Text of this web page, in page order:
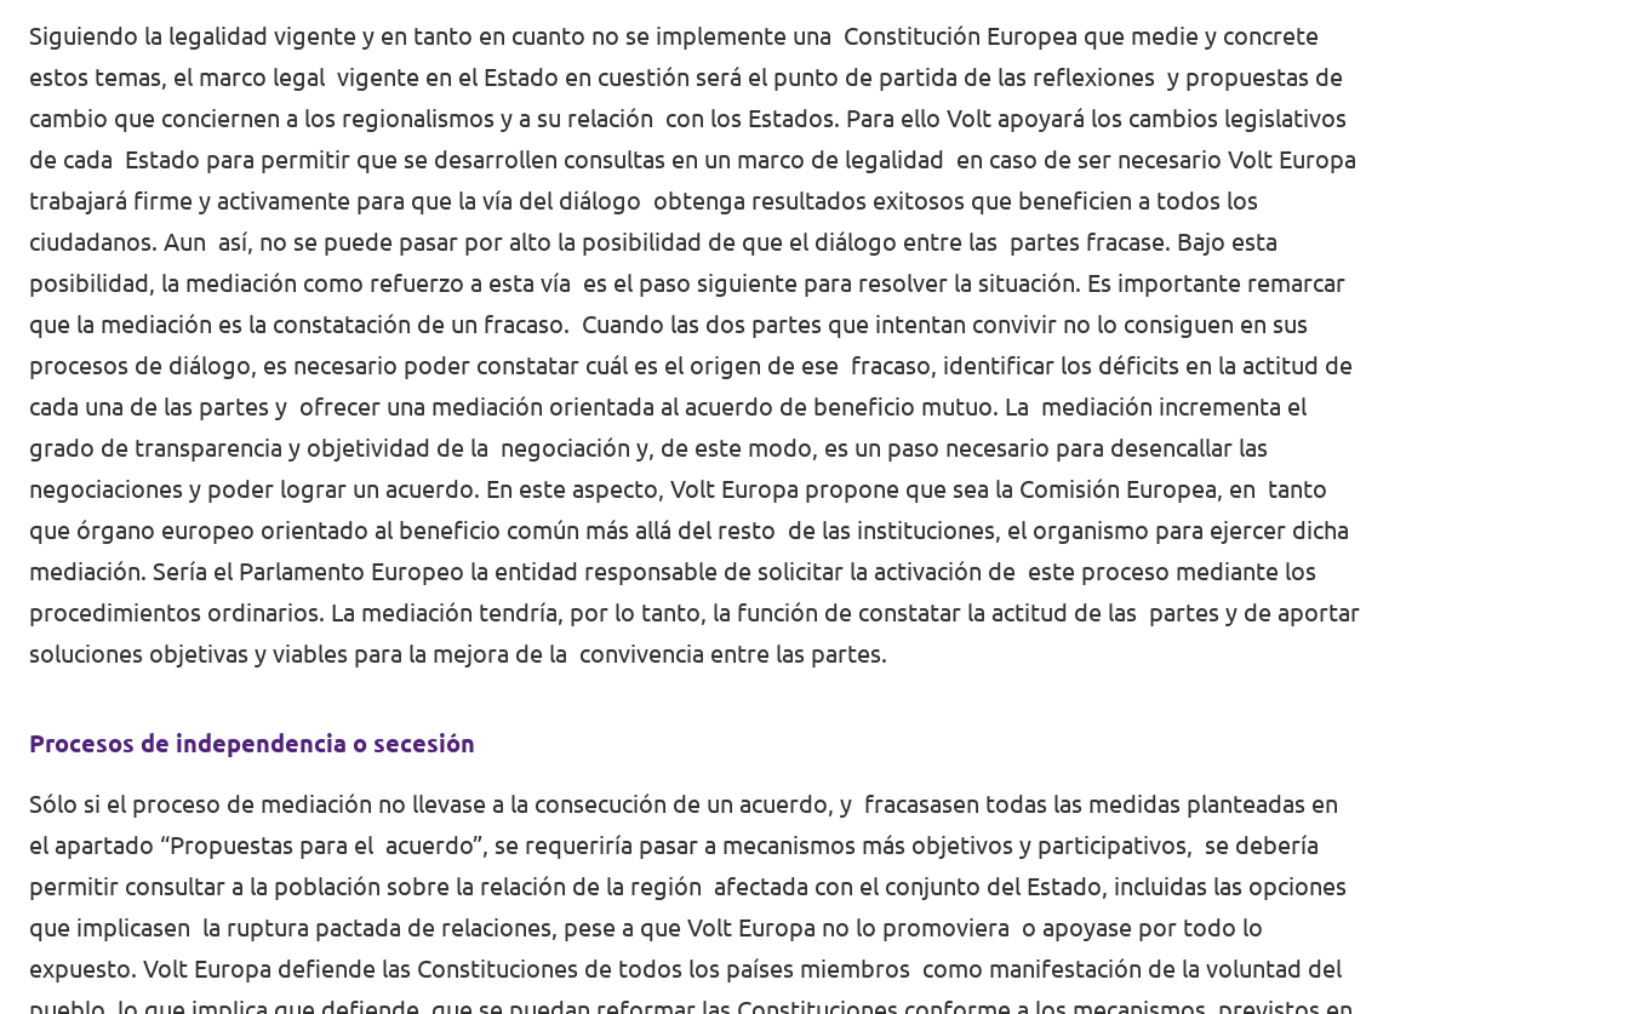
Siguiendo la legalidad vigente y en tanto en cuanto no se implemente una Constitución Europea que medie y concrete
estos temas, el marco legal vigente en el Estado en cuestión será el punto de partida de las reflexiones y propuestas de
cambio que conciernen a los regionalismos y a su relación con los Estados. Para ello Volt apoyará los cambios legislativos
de cada Estado para permitir que se desarrollen consultas en un marco de legalidad en caso de ser necesario Volt Europa
trabajará firme y activamente para que la vía del diálogo obtenga resultados exitosos que beneficien a todos los
ciudadanos. Aun así, no se puede pasar por alto la posibilidad de que el diálogo entre las partes fracase. Bajo esta
posibilidad, la mediación como refuerzo a esta vía es el paso siguiente para resolver la situación. Es importante remarcar
que la mediación es la constatación de un fracaso. Cuando las dos partes que intentan convivir no lo consiguen en sus
procesos de diálogo, es necesario poder constatar cuál es el origen de ese fracaso, identificar los déficits en la actitud de
cada una de las partes y ofrecer una mediación orientada al acuerdo de beneficio mutuo. La mediación incrementa el
grado de transparencia y objetividad de la negociación y, de este modo, es un paso necesario para desencallar las
negociaciones y poder lograr un acuerdo. En este aspecto, Volt Europa propone que sea la Comisión Europea, en tanto
que órgano europeo orientado al beneficio común más allá del resto de las instituciones, el organismo para ejercer dicha
mediación. Sería el Parlamento Europeo la entidad responsable de solicitar la activación de este proceso mediante los
procedimientos ordinarios. La mediación tendría, por lo tanto, la función de constatar la actitud de las partes y de aportar
soluciones objetivas y viables para la mejora de la convivencia entre las partes.
Procesos de independencia o secesión
Sólo si el proceso de mediación no llevase a la consecución de un acuerdo, y fracasasen todas las medidas planteadas en
el apartado “Propuestas para el acuerdo”, se requeriría pasar a mecanismos más objetivos y participativos, se debería
permitir consultar a la población sobre la relación de la región afectada con el conjunto del Estado, incluidas las opciones
que implicasen la ruptura pactada de relaciones, pese a que Volt Europa no lo promoviera o apoyase por todo lo
expuesto. Volt Europa defiende las Constituciones de todos los países miembros como manifestación de la voluntad del